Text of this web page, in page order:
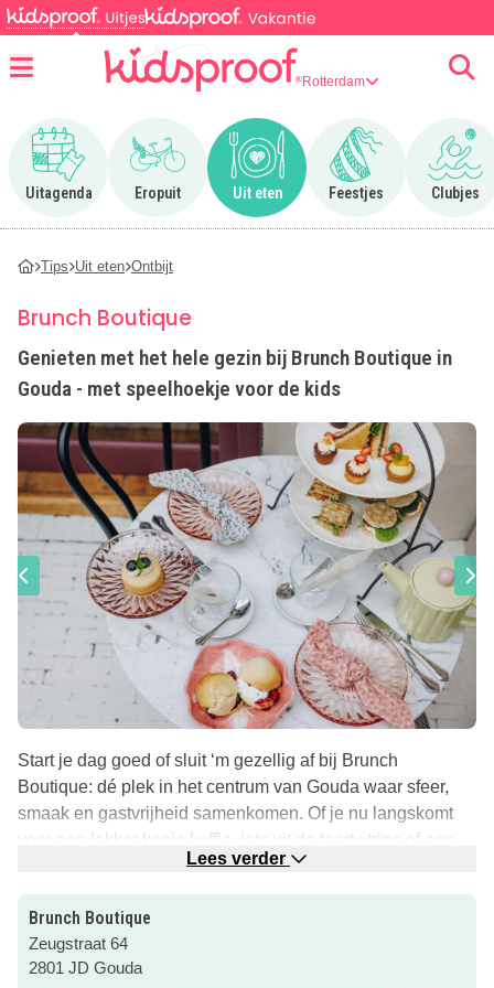
Rotterdam
Uitagenda
Ga naar Uitagenda
Eropuit
Ga naar Eropuit
Uit eten
Ga naar Uit eten
Feestjes
Ga naar Feestjes
Clubjes
Ga
Tips Uit eten Ontbijt
Brunch Boutique
Genieten met het hele gezin bij Brunch Boutique in
Gouda - met speelhoekje voor de kids
Start je dag goed of sluit ‘m gezellig af bij Brunch
Boutique: dé plek in het centrum van Gouda waar sfeer,
smaak en gastvrijheid samenkomen. Of je nu langskomt
voor een lekker kopje koffie, iets uit de taartvitrine of een
uitgebreide brunch, hier ben je aan het juiste adres.
Brunch Boutique is ook heel geschikt om te bezoeken met
kinderen. Er is
zich kan vermaken met leuke boekjes en speelgoed, zodat
Lees verder
Brunch Boutique
Zeugstraat 64
2801 JD Gouda